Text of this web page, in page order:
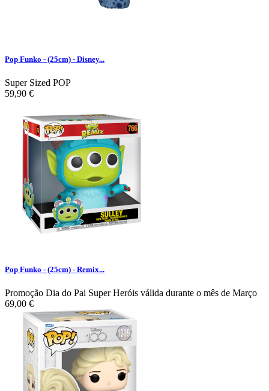
Pop Funko - (25cm) - Disney...
Super Sized POP
59,90 €
Pop Funko - (25cm) - Remix...
Promoção Dia do Pai Super Heróis válida durante o mês de Março
69,00 €